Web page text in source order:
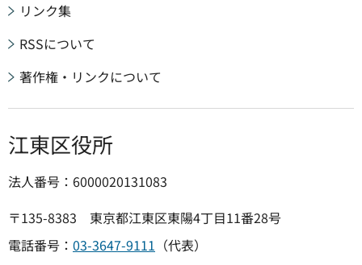
リンク集
RSSについて
著作権・リンクについて
江東区役所
法人番号：6000020131083
〒135-8383 東京都江東区東陽4丁目11番28号
電話番号： 03-3647-9111 （代表）